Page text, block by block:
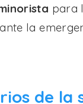
para
la
de la